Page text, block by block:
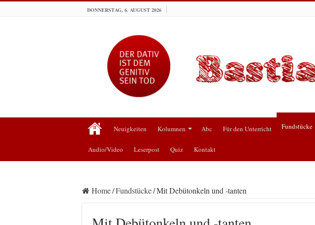
DONNERSTAG, 6. AUGUST 2026
Neuigkeiten Kolumnen Abc Für den Unterricht Fundstücke
Audio/Video Leserpost Quiz Kontakt
Home/Fundstücke/Mit Debütonkeln und -tanten